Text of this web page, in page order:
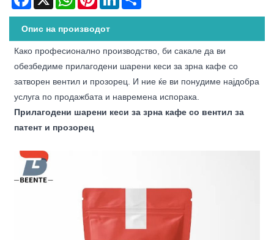
Опис на производот
Како професионално производство, би сакале да ви
обезбедиме прилагодени шарени кеси за зрна кафе со
затворен вентил и прозорец. И ние ќе ви понудиме најдобра
услуга по продажбата и навремена испорака.
Прилагодени шарени кеси за зрна кафе со вентил за
патент и прозорец